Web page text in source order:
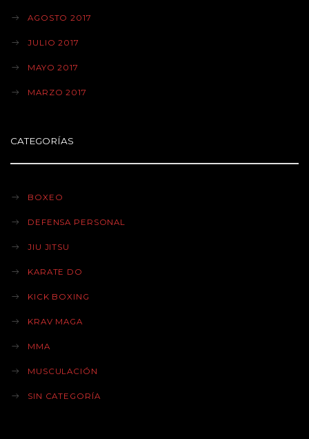
AGOSTO 2017
JULIO 2017
MAYO 2017
MARZO 2017
CATEGORÍAS
BOXEO
DEFENSA PERSONAL
JIU JITSU
KARATE DO
KICK BOXING
KRAV MAGA
MMA
MUSCULACIÓN
SIN CATEGORÍA